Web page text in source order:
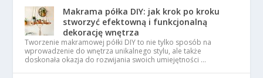
Makrama półka DIY: jak krok po kroku
stworzyć efektowną i funkcjonalną
dekorację wnętrza
Tworzenie makramowej półki DIY to nie tylko sposób na
wprowadzenie do wnętrza unikalnego stylu, ale także
doskonała okazja do rozwijania swoich umiejętności …